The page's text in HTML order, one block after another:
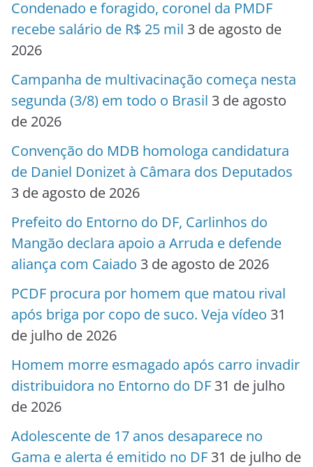
Condenado e foragido, coronel da PMDF
recebe salário de R$ 25 mil 3 de agosto de
2026
Campanha de multivacinação começa nesta
segunda (3/8) em todo o Brasil 3 de agosto
de 2026
Convenção do MDB homologa candidatura
de Daniel Donizet à Câmara dos Deputados
3 de agosto de 2026
Prefeito do Entorno do DF, Carlinhos do
Mangão declara apoio a Arruda e defende
aliança com Caiado 3 de agosto de 2026
PCDF procura por homem que matou rival
após briga por copo de suco. Veja vídeo 31
de julho de 2026
Homem morre esmagado após carro invadir
distribuidora no Entorno do DF 31 de julho
de 2026
Adolescente de 17 anos desaparece no
Gama e alerta é emitido no DF 31 de julho de